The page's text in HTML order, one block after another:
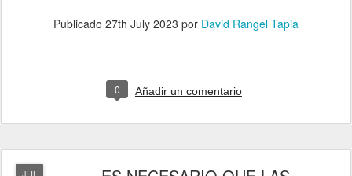
Publicado 27th July 2023 por David Rangel Tapia
0 Añadir un comentario